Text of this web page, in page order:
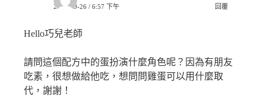
2022-09-26 / 6:57 下午 回覆
Hello巧兒老師
請問這個配方中的蛋扮演什麼角色呢？因為有朋友
吃素，很想做給他吃，想問問雞蛋可以用什麼取
代，謝謝！